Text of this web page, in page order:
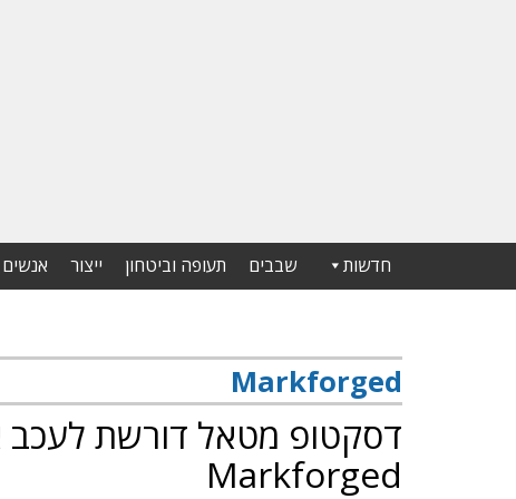
חדשות שבבים תעופה וביטחון ייצור אנשים
Markforged
דסקטופ מטאל דורשת לעכב
Markforged